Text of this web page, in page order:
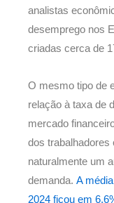
analistas
desemprego nos
criadas cerca de
O mesmo tipo de
relação à taxa de
mercado
dos trabalhadores
naturalmente um
demanda. A
2024 ficou em